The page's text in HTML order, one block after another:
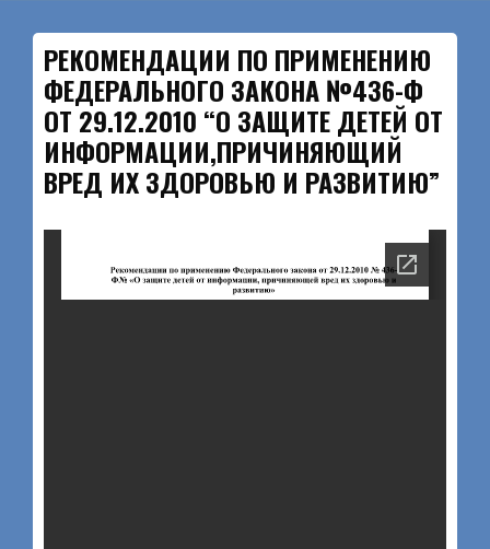
РЕКОМЕНДАЦИИ ПО ПРИМЕНЕНИЮ
ФЕДЕРАЛЬНОГО ЗАКОНА №436-Ф
ОТ 29.12.2010 “О ЗАЩИТЕ ДЕТЕЙ ОТ
ИНФОРМАЦИИ,ПРИЧИНЯЮЩИЙ
ВРЕД ИХ ЗДОРОВЬЮ И РАЗВИТИЮ”